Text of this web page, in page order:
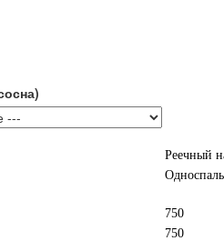
Реечный
750
750